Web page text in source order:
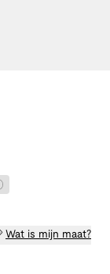
Wat is mijn maat?